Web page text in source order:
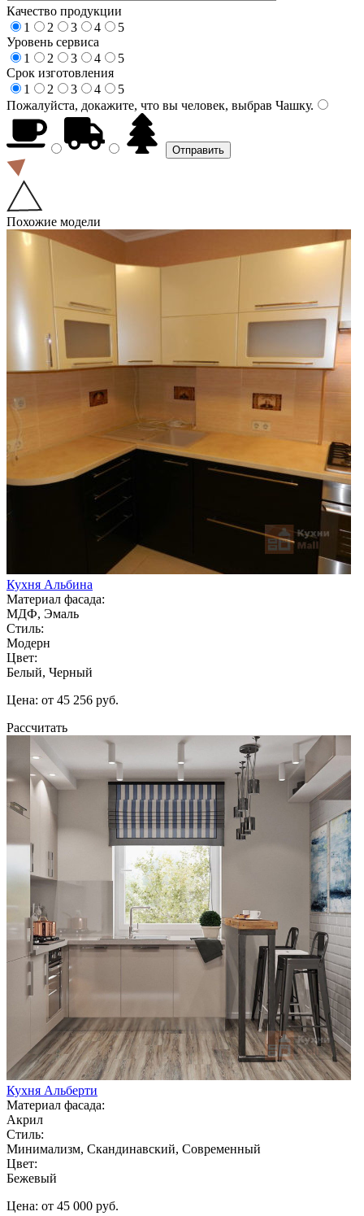
Качество продукции
1
2 3 4
5
Уровень сервиса
1
2 3 4
5
Срок изготовления
1
2 3 4
5
Пожалуйста, докажите, что вы человек, выбрав Чашку.
Похожие модели
Кухня Альбина
Материал фасада:
МДФ, Эмаль
Стиль:
Модерн
Цвет:
Белый, Черный
Цена: от 45 256 руб.
Рассчитать
Кухня Альберти
Материал фасада:
Акрил
Стиль:
Минимализм, Скандинавский, Современный
Цвет:
Бежевый
Цена: от 45 000 руб.